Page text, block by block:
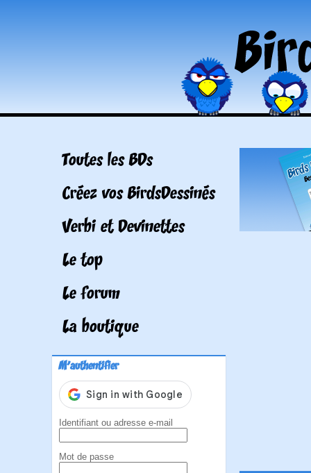
Toutes les BDs
Créez vos BirdsDessinés
Verbi et Devinettes
Le top
Le forum
La boutique
M'authentifier
Identifiant ou adresse e-mail
Mot de passe